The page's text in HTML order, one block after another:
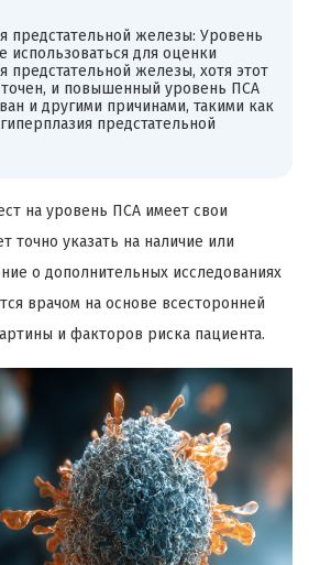
предстательной железы: Уровень
использоваться для оценки
предстательной железы, хотя этот
точен, и повышенный уровень ПСА
и другими причинами, такими как
предстательной
на уровень ПСА имеет свои
точно указать на наличие или
о дополнительных исследованиях
врачом на основе всесторонней
и факторов риска пациента.